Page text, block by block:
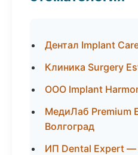
Дентал Implant
Клиника Surgery
ООО Implant
МедиЛаб Premium
Волгоград
ИП Dental Expert —